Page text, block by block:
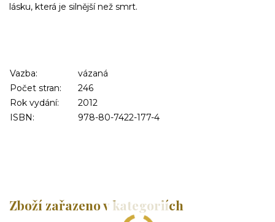
lásku, která je silnější než smrt.
Vazba:
vázaná
Počet stran:
246
Rok vydání:
2012
ISBN:
978-80-7422-177-4
Zboží zařazeno v kategoriích